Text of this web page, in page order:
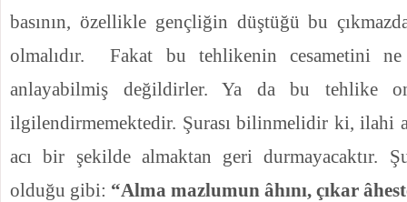
basının, özellikle gençliğin düştüğü bu
olmalıdır.
Fakat bu tehlikenin cesametini
anlayabilmiş değildirler. Ya da bu tehlike
ilgilendirmemektedir. Şurası bilinmelidir ki, ilahi
acı bir şekilde almaktan geri durmayacaktır.
olduğu gibi: “Alma mazlumun âhını, çıkar